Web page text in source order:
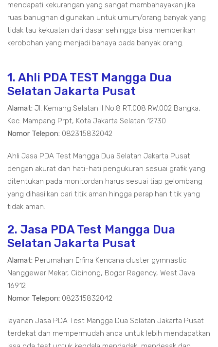
mendapati kekurangan yang sangat membahayakan jika
ruas banugnan digunakan untuk umum/orang banyak yang
tidak tau kekuatan dari dasar sehingga bisa memberikan
kerobohan yang menjadi bahaya pada banyak orang.
1. Ahli PDA TEST Mangga Dua
Selatan Jakarta Pusat
Alamat: Jl. Kemang Selatan II No.8 RT.008 RW.002 Bangka,
Kec. Mampang Prpt, Kota Jakarta Selatan 12730
Nomor Telepon: 082315832042
Ahli Jasa PDA Test Mangga Dua Selatan Jakarta Pusat
dengan akurat dan hati-hati pengukuran sesuai grafik yang
ditentukan pada monitordan harus sesuai tiap gelombang
yang dihasilkan dari titik aman hingga perapihan titik yang
tidak aman.
2. Jasa PDA Test Mangga Dua
Selatan Jakarta Pusat
Alamat: Perumahan Erfina Kencana cluster gymnastic
Nanggewer Mekar, Cibinong, Bogor Regency, West Java
16912
Nomor Telepon: 082315832042
layanan Jasa PDA Test Mangga Dua Selatan Jakarta Pusat
terdekat dan mempermudah anda untuk lebih mendapatkan